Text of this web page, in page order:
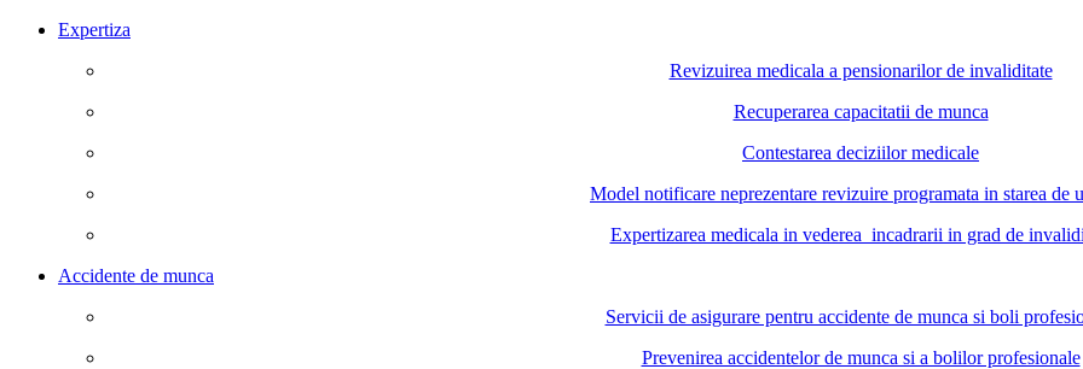
Expertiza
Revizuirea medicala a pensionarilor de invaliditate
Recuperarea capacitatii de munca
Contestarea deciziilor medicale
Model notificare neprezentare revizuire programata in starea de
Expertizarea medicala in vederea incadrarii in grad de
Accidente de munca
Servicii de asigurare pentru accidente de munca si boli
Prevenirea accidentelor de munca si a bolilor profesionale